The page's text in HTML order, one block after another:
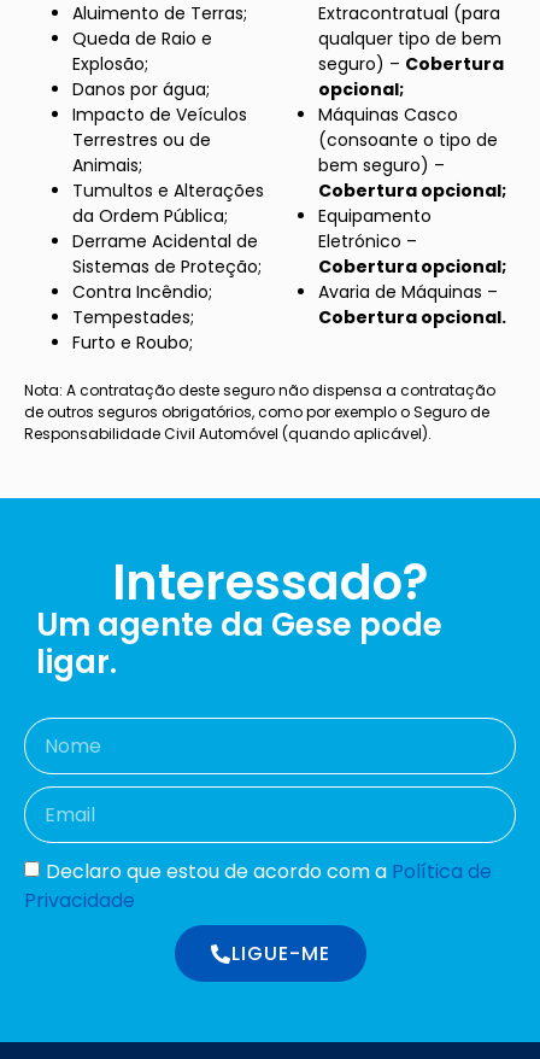
Aluimento de Terras;
Queda de Raio e
Explosão;
Danos por água;
Impacto de Veículos
Terrestres ou de
Animais;
Tumultos e Alterações
da Ordem Pública;
Derrame Acidental de
Sistemas de Proteção;
Contra Incêndio;
Tempestades;
Furto e Roubo;
Extracontratual (para
qualquer tipo de bem
seguro) – Cobertura
opcional;
Máquinas Casco
(consoante o tipo de
bem seguro) –
Cobertura opcional;
Equipamento
Eletrónico –
Cobertura opcional;
Avaria de Máquinas –
Cobertura opcional.
Nota: A contratação deste seguro não dispensa a contratação
de outros seguros obrigatórios, como por exemplo o Seguro de
Responsabilidade Civil Automóvel (quando aplicável).
Interessado?
Um agente da Gese pode
ligar.
Declaro que estou de acordo com a Política de
Privacidade
LIGUE-ME